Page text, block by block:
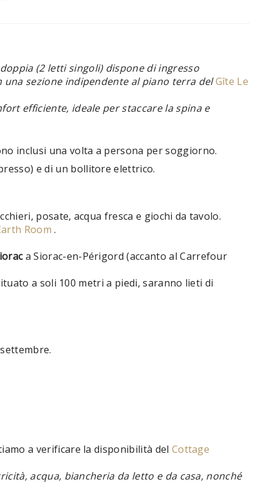
(2 letti singoli) dispone di ingresso
una sezione indipendente al piano terra del Gîte Le
efficiente, ideale per staccare la spina e
inclusi una volta a persona per soggiorno.
e di un bollitore elettrico.
posate, acqua fresca e giochi da tavolo.
Room .
a Siorac-en-Périgord (accanto al Carrefour
a soli 100 metri a piedi, saranno lieti di
a verificare la disponibilità del Cottage
acqua, biancheria da letto e da casa, nonché